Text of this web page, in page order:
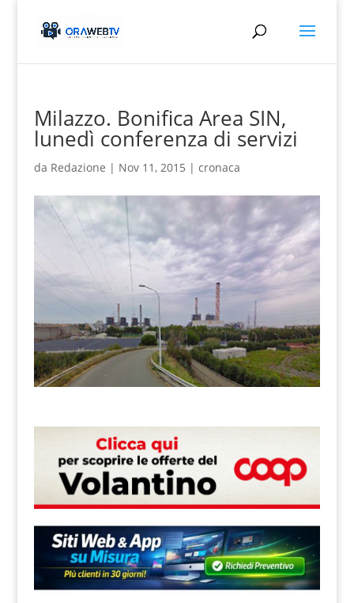
Milazzo. Bonifica Area SIN,
lunedì conferenza di servizi
da Redazione | Nov 11, 2015 | cronaca